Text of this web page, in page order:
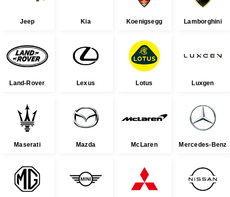
Jeep Kia Koenigsegg Lamborghini
Land-Rover Lexus Lotus Luxgen
Maserati Mazda McLaren Mercedes-Benz